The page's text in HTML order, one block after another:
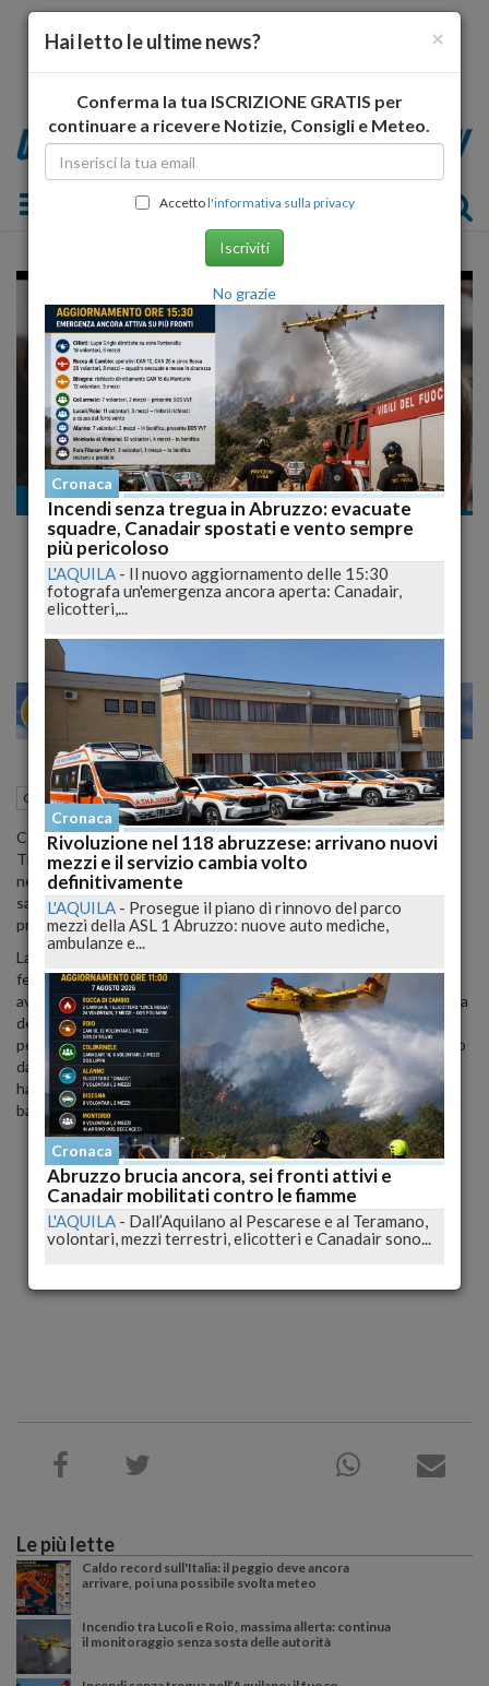
Toggle navigation
Cronaca nazionale
Jennifer Aniston è Incinta del suo Justin
Theroux. dopo le Nozze la Rivelazione sulla
Gravidanza
MILANO 23 28
Cronaca nazionale 25 Agosto 2015 06:43
Con l'anno nuovo arriverà anche la cicogna in casa Aniston-
Theroux. Il primo figlio diJennifer Anistonè in arrivo: l'attrice e il
neo sposoJustin Theroux
sarebbero in 'dolce attesa' da ben quattro mesi. La nascita è
prevista per il nuovo anno.
La coppia, meno di un mese fa, aveva organizzato una misteriosa
festa che si è rivelata un matrimonio e pare che in quell'occasione
avrebbero rivelato la sorpresa. "Mentre lo annunciavano a tutti - ha
detto un ospite della festa - Justin teneva la mano dolcemente
poggiata sul ventre di lei. Il viso di Jen - ha aggiunto - era illuminato
dal sorriso". Un'altra fonte ha rivelato: "Jennifer sprizza di gioia:
hanno così tanto amore da dare e non vedono l'ora nasca il
bambino"
Le più lette
Caldo record sull'Italia: il peggio deve ancora
arrivare, poi una possibile svolta meteo
Incendio tra Lucoli e Roio, massima allerta: continua
il monitoraggio senza sosta delle autorità
×
Hai letto le ultime news?
Conferma la tua ISCRIZIONE GRATIS per
continuare a ricevere Notizie, Consigli e Meteo.
Accettol'informativa sulla privacy
Iscriviti
No grazie
Cronaca
Incendi senza tregua in Abruzzo: evacuate
squadre, Canadair spostati e vento sempre
più pericoloso
L'AQUILA - Il nuovo aggiornamento delle 15:30
fotografa un'emergenza ancora aperta: Canadair,
elicotteri,...
Cronaca
Rivoluzione nel 118 abruzzese: arrivano nuovi
mezzi e il servizio cambia volto
definitivamente
L'AQUILA - Prosegue il piano di rinnovo del parco
mezzi della ASL 1 Abruzzo: nuove auto mediche,
ambulanze e...
Cronaca
Abruzzo brucia ancora, sei fronti attivi e
Canadair mobilitati contro le fiamme
L'AQUILA - Dall’Aquilano al Pescarese e al Teramano,
volontari, mezzi terrestri, elicotteri e Canadair sono...